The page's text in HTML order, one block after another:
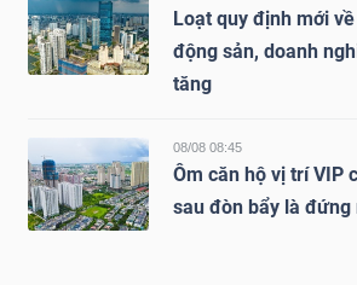
Loạt quy định mới
động sản, doanh
tăng
08/08 08:45
Ôm căn hộ vị trí VIP
sau đòn bẩy là đứng